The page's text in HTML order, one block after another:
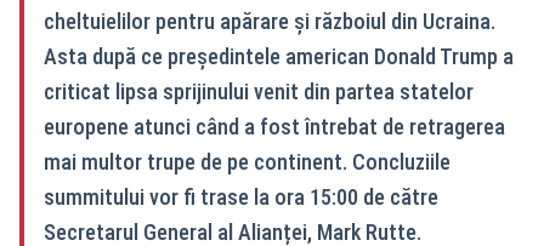
cheltuielilor pentru apărare și războiul din Ucraina.
Asta după ce președintele american Donald Trump a
criticat lipsa sprijinului venit din partea statelor
europene atunci când a fost întrebat de retragerea
mai multor trupe de pe continent. Concluziile
summitului vor fi trase la ora 15:00 de către
Secretarul General al Alianței, Mark Rutte.